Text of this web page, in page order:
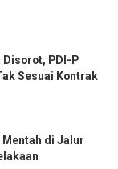
PDI-P
Sesuai Kontrak
di Jalur